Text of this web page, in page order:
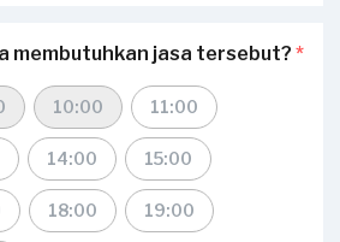
membutuhkan jasa tersebut? *
10:00 11:00
14:00 15:00
18:00 19:00